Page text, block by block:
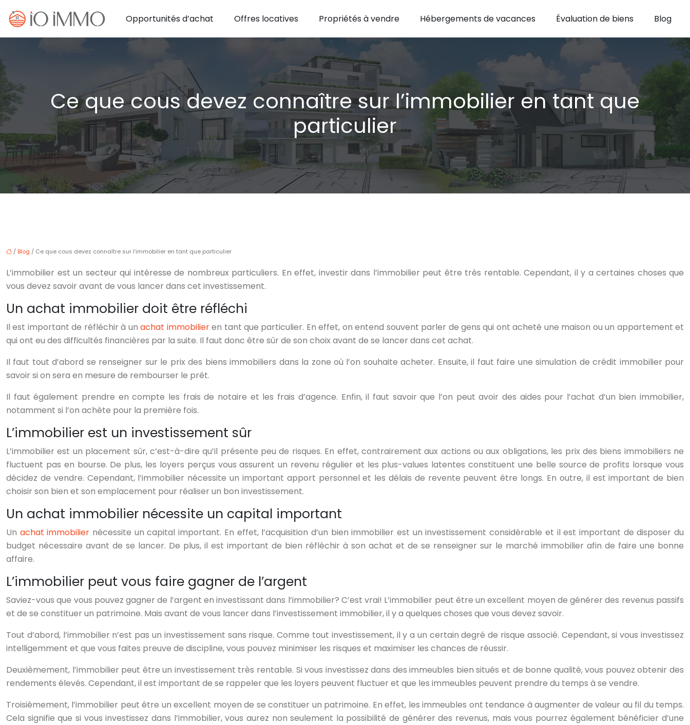
Opportunités d’achat Offres locatives Propriétés à vendre Hébergements de vacances Évaluation de biens Blog
Ce que cous devez connaître sur l’immobilier en tant que
particulier
/ Blog / Ce que cous devez connaître sur l’immobilier en tant que particulier
L’immobilier est un secteur qui intéresse de nombreux particuliers. En effet, investir dans l’immobilier peut être très rentable. Cependant, il y a certaines choses que
vous devez savoir avant de vous lancer dans cet investissement.
Un achat immobilier doit être réfléchi
Il est important de réfléchir à un achat immobilieren tant que particulier. En effet, on entend souvent parler de gens qui ont acheté une maison ou un appartement et
qui ont eu des difficultés financières par la suite. Il faut donc être sûr de son choix avant de se lancer dans cet achat.
Il faut tout d’abord se renseigner sur le prix des biens immobiliers dans la zone où l’on souhaite acheter. Ensuite, il faut faire une simulation de crédit immobilier pour
savoir si on sera en mesure de rembourser le prêt.
Il faut également prendre en compte les frais de notaire et les frais d’agence. Enfin, il faut savoir que l’on peut avoir des aides pour l’achat d’un bien immobilier,
notamment si l’on achète pour la première fois.
L’immobilier est un investissement sûr
L’immobilier est un placement sûr, c’est-à-dire qu’il présente peu de risques. En effet, contrairement aux actions ou aux obligations, les prix des biens immobiliers ne
fluctuent pas en bourse. De plus, les loyers perçus vous assurent un revenu régulier et les plus-values latentes constituent une belle source de profits lorsque vous
décidez de vendre. Cependant, l’immobilier nécessite un important apport personnel et les délais de revente peuvent être longs. En outre, il est important de bien
choisir son bien et son emplacement pour réaliser un bon investissement.
Un achat immobilier nécessite un capital important
Un achat immobilier nécessite un capital important. En effet, l’acquisition d’un bien immobilier est un investissement considérable et il est important de disposer du
budget nécessaire avant de se lancer. De plus, il est important de bien réfléchir à son achat et de se renseigner sur le marché immobilier afin de faire une bonne
affaire.
L’immobilier peut vous faire gagner de l’argent
Saviez-vous que vous pouvez gagner de l’argent en investissant dans l’immobilier? C’est vrai! L’immobilier peut être un excellent moyen de générer des revenus passifs
et de se constituer un patrimoine. Mais avant de vous lancer dans l’investissement immobilier, il y a quelques choses que vous devez savoir.
Tout d’abord, l’immobilier n’est pas un investissement sans risque. Comme tout investissement, il y a un certain degré de risque associé. Cependant, si vous investissez
intelligemment et que vous faites preuve de discipline, vous pouvez minimiser les risques et maximiser les chances de réussir.
Deuxièmement, l’immobilier peut être un investissement très rentable. Si vous investissez dans des immeubles bien situés et de bonne qualité, vous pouvez obtenir des
rendements élevés. Cependant, il est important de se rappeler que les loyers peuvent fluctuer et que les immeubles peuvent prendre du temps à se vendre.
Troisièmement, l’immobilier peut être un excellent moyen de se constituer un patrimoine. En effet, les immeubles ont tendance à augmenter de valeur au fil du temps.
Cela signifie que si vous investissez dans l’immobilier, vous aurez non seulement la possibilité de générer des revenus, mais vous pourrez également bénéficier d’une